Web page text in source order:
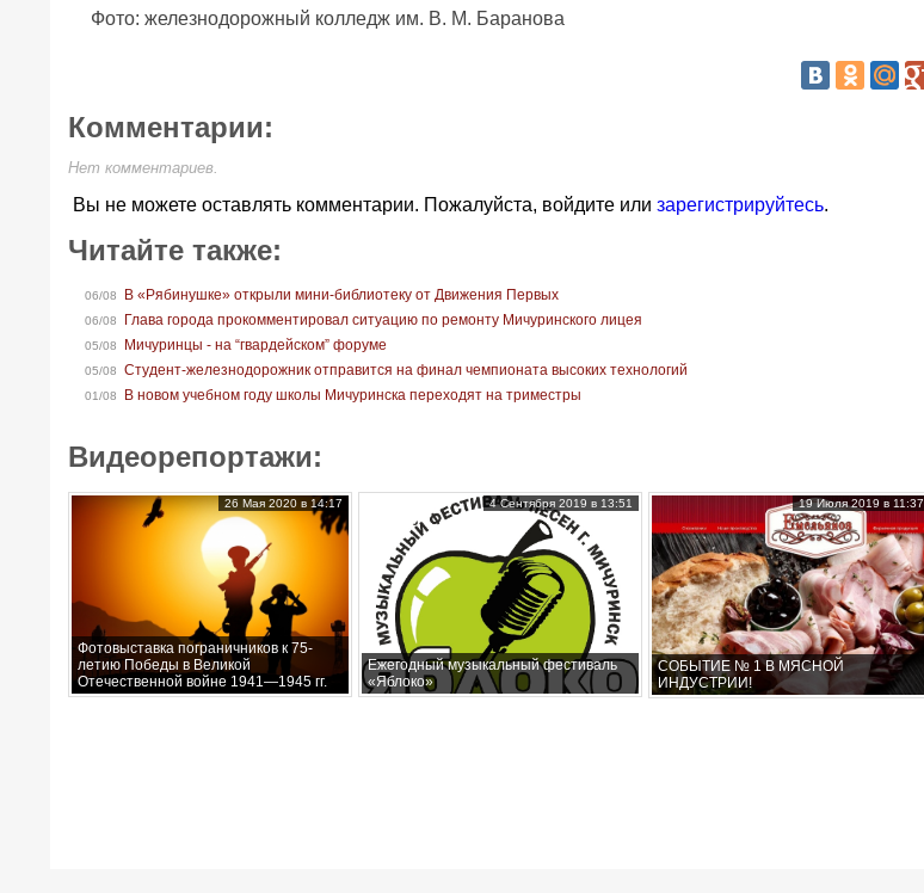
Фото: железнодорожный колледж им. В. М. Баранова
Комментарии:
Нет комментариев.
Вы не можете оставлять комментарии. Пожалуйста, войдите или зарегистрируйтесь.
Читайте также:
06/08 В «Рябинушке» открыли мини-библиотеку от Движения Первых
06/08 Глава города прокомментировал ситуацию по ремонту Мичуринского лицея
05/08 Мичуринцы - на “гвардейском” форуме
05/08 Студент-железнодорожник отправится на финал чемпионата высоких технологий
01/08 В новом учебном году школы Мичуринска переходят на триместры
Видеорепортажи:
Фотовыставка пограничников к 75-
летию Победы в Великой
Отечественной войне 1941—1945 гг.
26 Мая 2020 в 14:17
Ежегодный музыкальный фестиваль
«Яблоко»
4 Сентября 2019 в 13:51
СОБЫТИЕ № 1 В МЯСНОЙ
ИНДУСТРИИ!
19 Июля 2019 в 11:37